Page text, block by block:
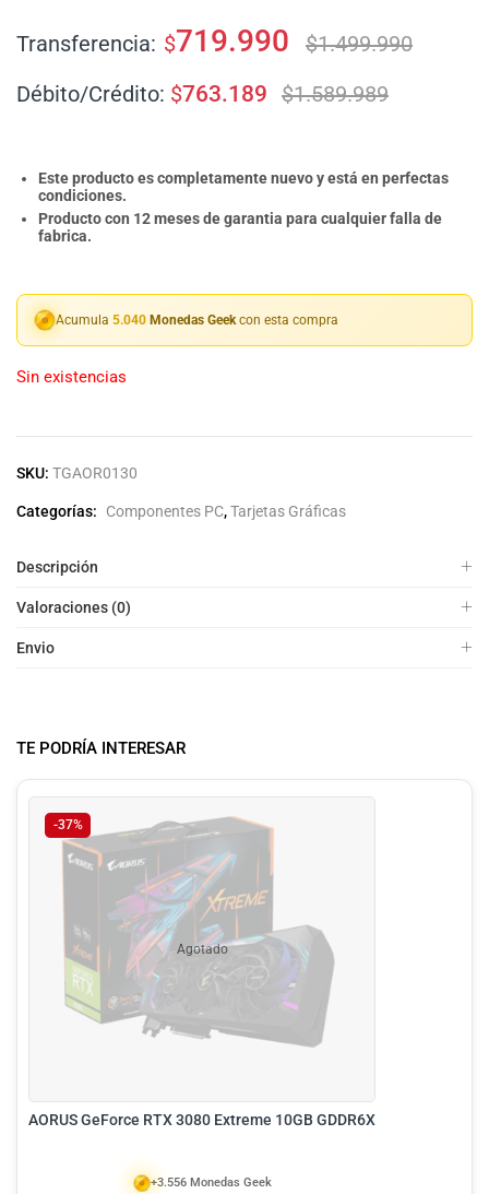
Transferencia: $719.990 $1.499.990
Débito/Crédito: $763.189 $1.589.989
Este producto es completamente nuevo y está en perfectas
condiciones.
Producto con 12 meses de garantia para cualquier falla de
fabrica.
Acumula 5.040 Monedas Geek con esta compra
Sin existencias
SKU: TGAOR0130
Categorías: Componentes PC,Tarjetas Gráficas
Descripción
Valoraciones (0)
Envio
TE PODRÍA INTERESAR
-37%
Agotado
AORUS GeForce RTX 3080 Extreme 10GB GDDR6X
+3.556 Monedas Geek